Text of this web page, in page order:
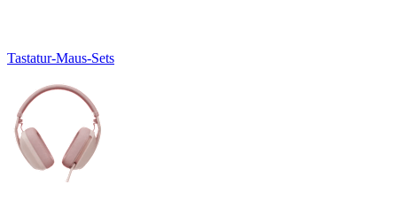
Tastatur-Maus-Sets